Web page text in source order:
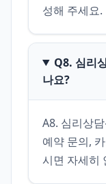
성해 주세요.
Q8. 심리
나요?
A8. 심리상
예약 문의,
시면 자세히